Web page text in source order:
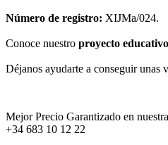
Número de registro: XIJMa/024.
Conoce nuestro proyecto educativo
Déjanos ayudarte a conseguir unas
Mejor Precio Garantizado en
+34 683 10 12 22